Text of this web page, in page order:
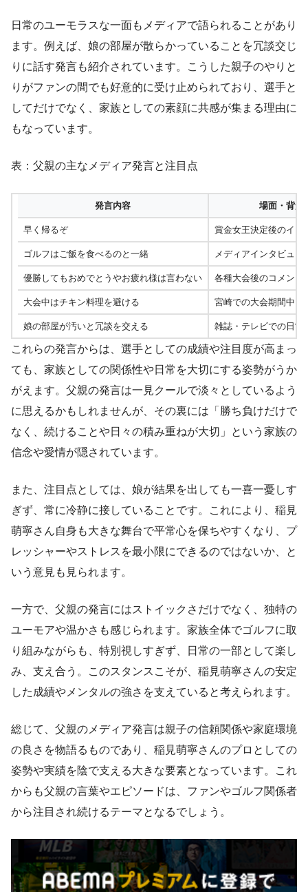
日常のユーモラスな一面もメディアで語られることがあり
ます。例えば、娘の部屋が散らかっていることを冗談交じ
りに話す発言も紹介されています。こうした親子のやりと
りがファンの間でも好意的に受け止められており、選手と
してだけでなく、家族としての素顔に共感が集まる理由に
もなっています。
表：父親の主なメディア発言と注目点
発言内容 場面・背景
早く帰るぞ 賞金女王決定後のイン
ゴルフはご飯を食べるのと一緒 メディアインタビュー
優勝してもおめでとうやお疲れ様は言わない 各種大会後のコメント
大会中はチキン料理を避ける 宮崎での大会期間中
娘の部屋が汚いと冗談を交える 雑誌・テレビでの日常
これらの発言からは、選手としての成績や注目度が高まっ
ても、家族としての関係性や日常を大切にする姿勢がうか
がえます。父親の発言は一見クールで淡々としているよう
に思えるかもしれませんが、その裏には「勝ち負けだけで
なく、続けることや日々の積み重ねが大切」という家族の
信念や愛情が隠されています。
また、注目点としては、娘が結果を出しても一喜一憂しす
ぎず、常に冷静に接していることです。これにより、稲見
萌寧さん自身も大きな舞台で平常心を保ちやすくなり、プ
レッシャーやストレスを最小限にできるのではないか、と
いう意見も見られます。
一方で、父親の発言にはストイックさだけでなく、独特の
ユーモアや温かさも感じられます。家族全体でゴルフに取
り組みながらも、特別視しすぎず、日常の一部として楽し
み、支え合う。このスタンスこそが、稲見萌寧さんの安定
した成績やメンタルの強さを支えていると考えられます。
総じて、父親のメディア発言は親子の信頼関係や家庭環境
の良さを物語るものであり、稲見萌寧さんのプロとしての
姿勢や実績を陰で支える大きな要素となっています。これ
からも父親の言葉やエピソードは、ファンやゴルフ関係者
から注目され続けるテーマとなるでしょう。